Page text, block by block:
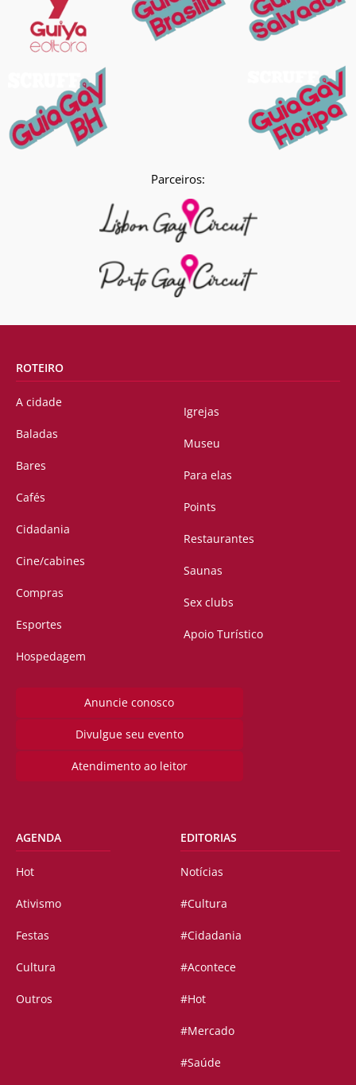
Parceiros:
ROTEIRO
A cidade
Baladas
Bares
Cafés
Cidadania
Cine/cabines
Compras
Esportes
Hospedagem
Igrejas
Museu
Para elas
Points
Restaurantes
Saunas
Sex clubs
Apoio Turístico
Anuncie conosco
Divulgue seu evento
Atendimento ao leitor
AGENDA
Hot
Ativismo
Festas
Cultura
Outros
EDITORIAS
Notícias
#Cultura
#Cidadania
#Acontece
#Hot
#Mercado
#Saúde